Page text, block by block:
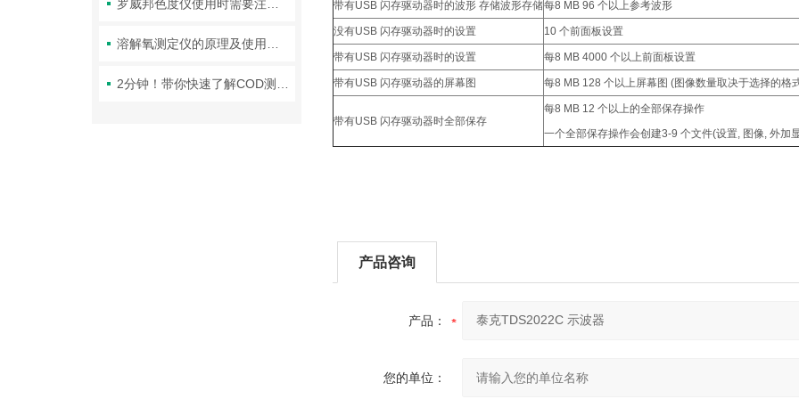
带有USB 闪存驱动器时的波形 存储波形存储每8 MB 96 个以上参考波形
没有USB 闪存驱动器时的设置 10 个前面板设置
带有USB 闪存驱动器时的设置 每8 MB 4000 个以上前面板设置
带有USB 闪存驱动器的屏幕图 每8 MB 128 个以上屏幕图 (图像数量取决于选择的格
带有USB 闪存驱动器时全部保存
每8 MB 12 个以上的全部保存操作
一个全部保存操作会创建3-9 个文件(设置, 图像, 外加
产品咨询
产品：
您的单位：